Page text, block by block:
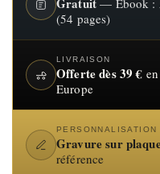
(54 pages)
LIVRAISON
Offerte dès 39 €
Europe
PERSONNALISATION
Gravure sur
référence